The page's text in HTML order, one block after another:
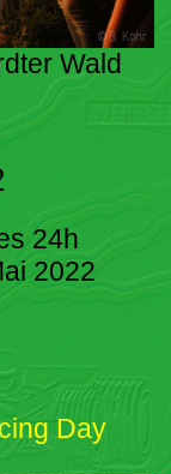
Wald
24h
2022
Day